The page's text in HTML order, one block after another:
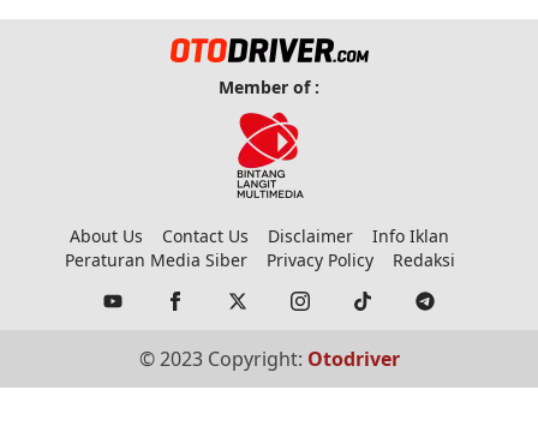
Member of :
About Us Contact Us Disclaimer
Info Iklan
Peraturan Media Siber
Privacy Policy Redaksi
© 2023 Copyright: Otodriver